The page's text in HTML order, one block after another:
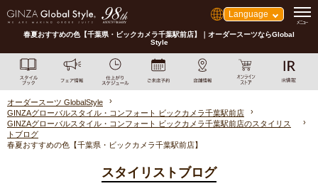
Language
春夏おすすめの色【千葉県・ビックカメラ千葉駅前店】｜オーダースーツならGlobal
Style
オーダースーツ GlobalStyle
GINZAグローバルスタイル・コンフォート ビックカメラ千葉駅前店
GINZAグローバルスタイル・コンフォート ビックカメラ千葉駅前店のスタイリス
トブログ
春夏おすすめの色【千葉県・ビックカメラ千葉駅前店】
スタイリストブログ